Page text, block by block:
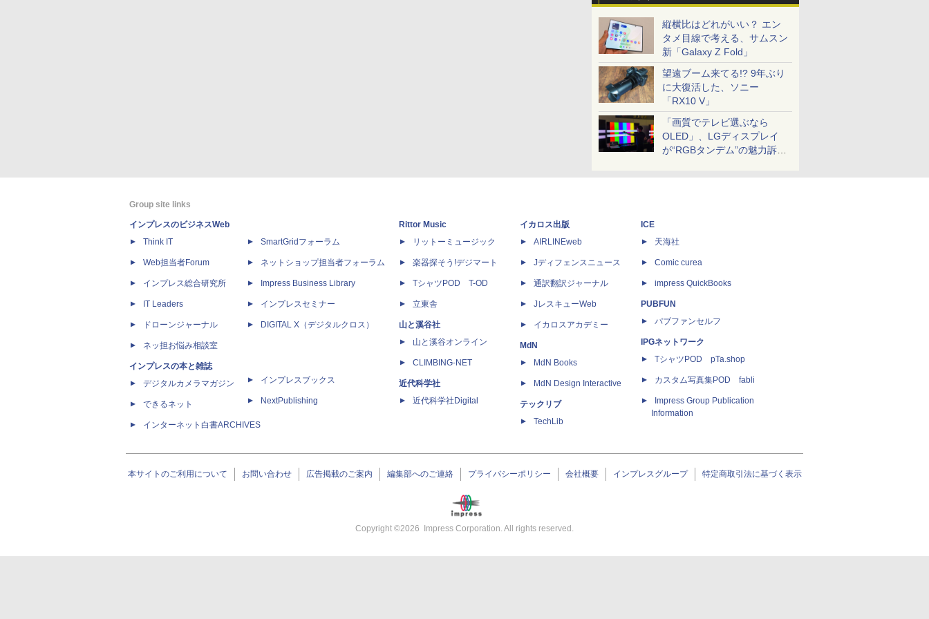
縦横比はどれがいい？ エン
タメ目線で考える、サムスン
新「Galaxy Z Fold」
望遠ブーム来てる!? 9年ぶり
に大復活した、ソニー
「RX10 V」
「画質でテレビ選ぶなら
OLED」、LGディスプレイ
が“RGBタンデム”の魅力訴
Group site links
インプレスのビジネスWeb
Think IT
Web担当者Forum
インプレス総合研究所
IT Leaders
ドローンジャーナル
ネッ担お悩み相談室
インプレスの本と雑誌
デジタルカメラマガジン
できるネット
インターネット白書ARCHIVES
SmartGridフォーラム
ネットショップ担当者フォーラム
Impress Business Library
インプレスセミナー
DIGITAL X（デジタルクロス）
インプレスブックス
NextPublishing
Rittor Music
リットーミュージック
楽器探そう!デジマート
TシャツPOD T-OD
立東舎
山と溪谷社
山と溪谷オンライン
CLIMBING-NET
近代科学社
近代科学社Digital
イカロス出版
AIRLINEweb
Jディフェンスニュース
通訳翻訳ジャーナル
JレスキューWeb
イカロスアカデミー
MdN
MdN Books
MdN Design Interactive
テックリブ
TechLib
ICE
天海社
Comic curea
impress QuickBooks
PUBFUN
パブファンセルフ
IPGネットワーク
TシャツPOD pTa.shop
カスタム写真集POD fabli
Impress Group Publication
Information
本サイトのご利用について お問い合わせ 広告掲載のご案内 編集部へのご連絡 プライバシーポリシー 会社概要 インプレスグループ 特定商取引法に基づく表示
Copyright ©2026 Impress Corporation. All rights reserved.